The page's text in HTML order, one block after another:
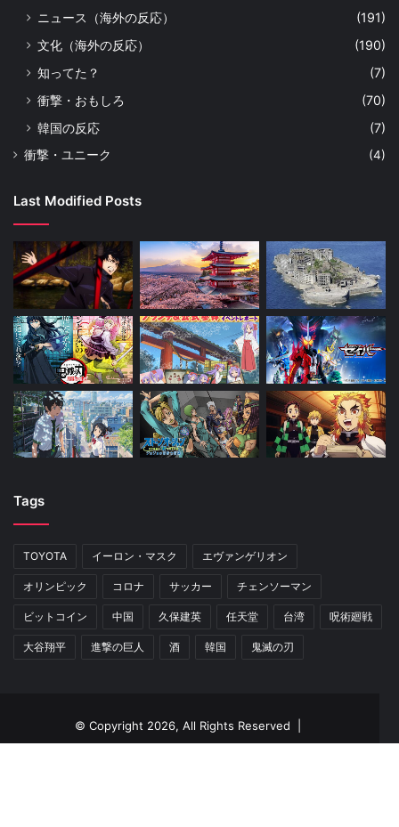
ニュース（海外の反応）
(191)
文化（海外の反応）
(190)
知ってた？
(7)
衝撃・おもしろ
(70)
韓国の反応
(7)
衝撃・ユニーク (4)
Last Modified Posts
Tags
TOYOTA イーロン・マスク エヴァンゲリオン
オリンピック コロナ サッカー チェンソーマン
ビットコイン 中国 久保建英 任天堂 台湾 呪術廻戦
大谷翔平 進撃の巨人 酒 韓国 鬼滅の刃
© Copyright 2026, All Rights Reserved |